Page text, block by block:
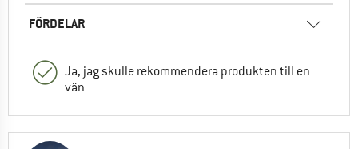
FÖRDELAR
Ja, jag skulle rekommendera produkten till en
vän